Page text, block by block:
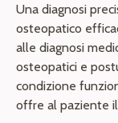
Una diagnosi
osteopatico
alle diagnosi
osteopatici e
condizione
offre al paziente